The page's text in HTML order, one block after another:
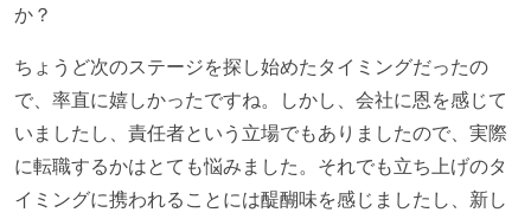
か？
ちょうど次のステージを探し始めたタイミングだったの
で、率直に嬉しかったですね。しかし、会社に恩を感じて
いましたし、責任者という立場でもありましたので、実際
に転職するかはとても悩みました。それでも立ち上げのタ
イミングに携われることには醍醐味を感じましたし、新し